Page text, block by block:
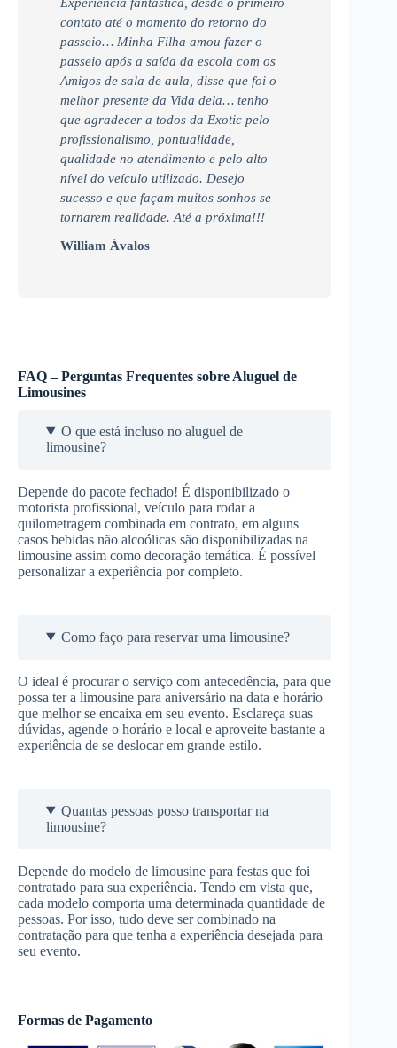
contato até o momento do retorno do
passeio… Minha Filha amou fazer o
passeio após a saída da escola com os
Amigos de sala de aula, disse que foi o
melhor presente da Vida dela… tenho
que agradecer a todos da Exotic pelo
profissionalismo, pontualidade,
qualidade no atendimento e pelo alto
nível do veículo utilizado. Desejo
sucesso e que façam muitos sonhos se
tornarem realidade. Até a próxima!!!
William Ávalos
FAQ – Perguntas Frequentes sobre Aluguel de
Limousines
O que está incluso no aluguel de
limousine?
Depende do pacote fechado! É disponibilizado o
motorista profissional, veículo para rodar a
quilometragem combinada em contrato, em alguns
casos bebidas não alcoólicas são disponibilizadas na
limousine assim como decoração temática. É possível
personalizar a experiência por completo.
Como faço para reservar uma limousine?
O ideal é procurar o serviço com antecedência, para que
possa ter a limousine para aniversário na data e horário
que melhor se encaixa em seu evento. Esclareça suas
dúvidas, agende o horário e local e aproveite bastante a
experiência de se deslocar em grande estilo.
Quantas pessoas posso transportar na
limousine?
Depende do modelo de limousine para festas que foi
contratado para sua experiência. Tendo em vista que,
cada modelo comporta uma determinada quantidade de
pessoas. Por isso, tudo deve ser combinado na
contratação para que tenha a experiência desejada para
seu evento.
Formas de Pagamento